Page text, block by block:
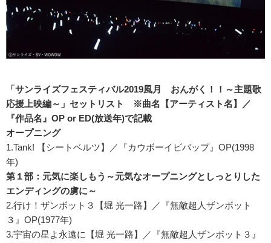
「サンライズフェスティバル2019風月 おんがく！！～主題歌
応援上映編～」セットリスト ※曲名【アーティスト名】
／
『作品名』OP or ED(放送年)で記載
オープニング
1.Tank! 【シートベルツ】／『カウボーイビバップ』OP(1998
年)
第１部：元気に楽しもう～元気なオープニングとしっとりした
エンディングの虜に～
2.行け！ザンボット３【堀 光一路】／『無敵超人ザンボット
３』OP(1977年)
3.宇宙の星よ永遠に【堀 光一路】／『無敵超人ザンボット３』